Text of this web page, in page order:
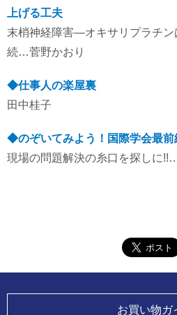
上げる工夫
末梢神経障害―オキサリプラチン
続…菅野かおり
◆仕事人の楽屋裏
田中桂子
◆のぞいてみよう！国際学会最前
現場の問題解決の糸口を探しに
お買い物ガ